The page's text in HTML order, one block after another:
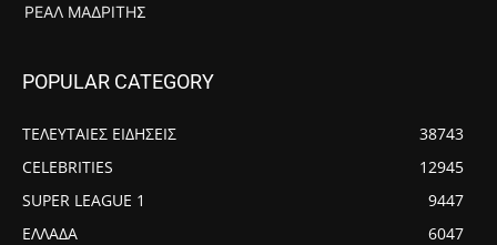
ΡΕΆΛ ΜΑΔΡΊΤΗΣ
POPULAR CATEGORY
ΤΕΛΕΥΤΑΙΕΣ ΕΙΔΗΣΕΙΣ
38743
CELEBRITIES
12945
SUPER LEAGUE 1
9447
ΕΛΛΑΔΑ
6047